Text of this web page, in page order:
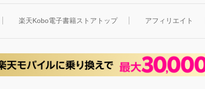
楽天Kobo電子書籍ストアトップ アフィリエイト